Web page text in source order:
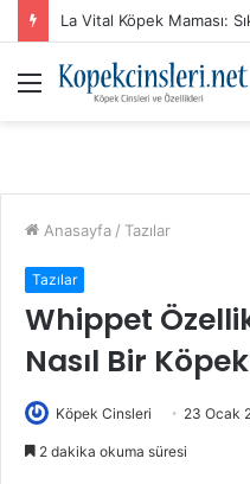
La Vital Köpek Maması:
Menü
Anasayfa / Tazılar
Tazılar
Whippet
Nasıl Bir
Köpek Cinsleri 23 Ocak
2 dakika okuma süresi